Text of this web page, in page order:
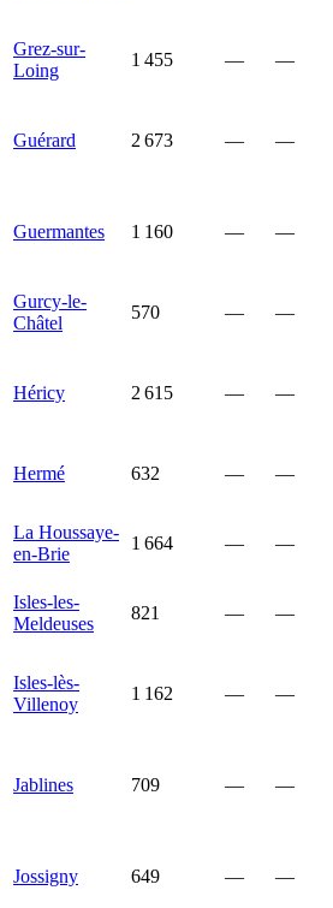
Grez-sur-
Loing
1 455 — —
Guérard 2 673 — —
Guermantes 1 160 — —
Gurcy-le-
Châtel
570 — —
Héricy 2 615 — —
Hermé 632 — —
La Houssaye-
en-Brie
1 664 — —
Isles-les-
Meldeuses
821 — —
Isles-lès-
Villenoy
1 162 — —
Jablines 709 — —
Jossigny 649 — —